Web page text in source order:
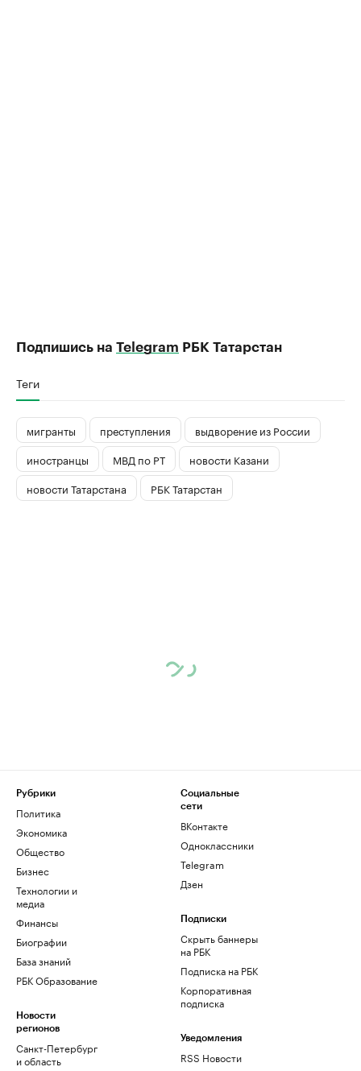
Подпишись на Telegram РБК Татарстан
Теги
мигранты преступления
выдворение из России
иностранцы
МВД по РТ
новости Казани
новости Татарстана
РБК Татарстан
Рубрики
Политика
Экономика
Общество
Бизнес
Технологии и
медиа
Финансы
Биографии
База знаний
РБК Образование
Новости
регионов
Санкт-Петербург
и область
Социальные
сети
ВКонтакте
Одноклассники
Telegram
Дзен
Подписки
Скрыть баннеры
на РБК
Подписка на РБК
Корпоративная
подписка
Уведомления
RSS Новости